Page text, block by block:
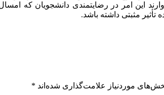
تأثیر مثبتی داشته باشد.
موردنیاز علامت‌گذاری شده‌اند *